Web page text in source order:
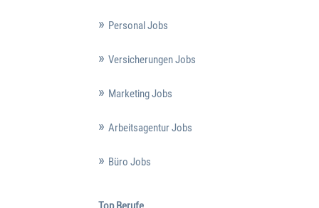
Personal Jobs
Versicherungen Jobs
Marketing Jobs
Arbeitsagentur Jobs
Büro Jobs